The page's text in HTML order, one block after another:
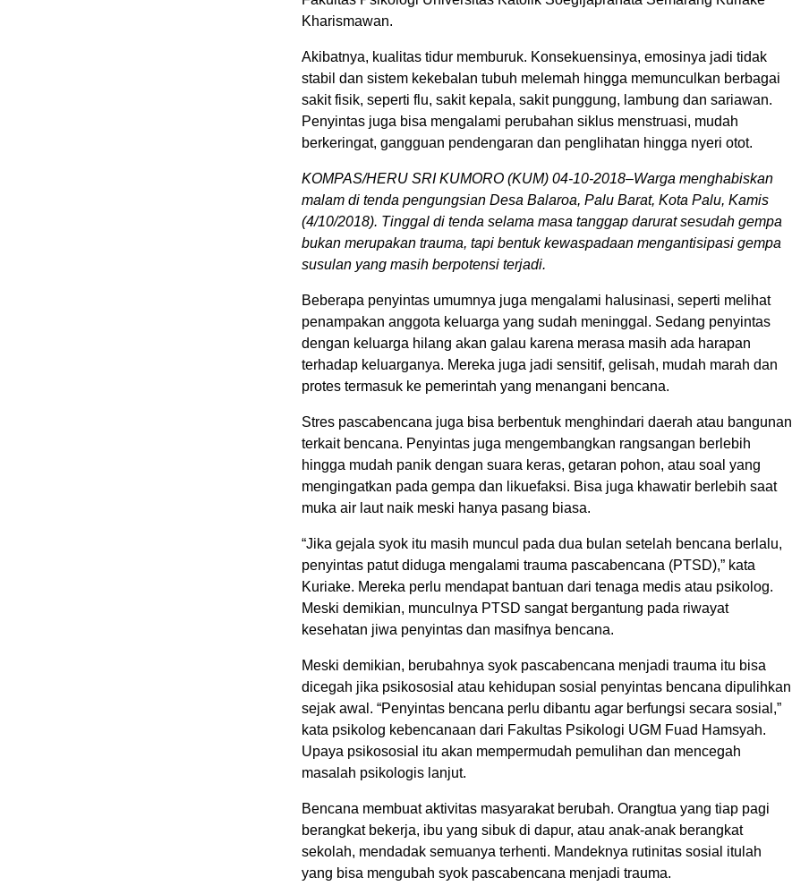
Kharismawan.
Akibatnya, kualitas tidur memburuk. Konsekuensinya, emosinya jadi tidak
stabil dan sistem kekebalan tubuh melemah hingga memunculkan berbagai
sakit fisik, seperti flu, sakit kepala, sakit punggung, lambung dan sariawan.
Penyintas juga bisa mengalami perubahan siklus menstruasi, mudah
berkeringat, gangguan pendengaran dan penglihatan hingga nyeri otot.
KOMPAS/HERU SRI KUMORO (KUM) 04-10-2018–Warga menghabiskan
malam di tenda pengungsian Desa Balaroa, Palu Barat, Kota Palu, Kamis
(4/10/2018). Tinggal di tenda selama masa tanggap darurat sesudah gempa
bukan merupakan trauma, tapi bentuk kewaspadaan mengantisipasi gempa
susulan yang masih berpotensi terjadi.
Beberapa penyintas umumnya juga mengalami halusinasi, seperti melihat
penampakan anggota keluarga yang sudah meninggal. Sedang penyintas
dengan keluarga hilang akan galau karena merasa masih ada harapan
terhadap keluarganya. Mereka juga jadi sensitif, gelisah, mudah marah dan
protes termasuk ke pemerintah yang menangani bencana.
Stres pascabencana juga bisa berbentuk menghindari daerah atau bangunan
terkait bencana. Penyintas juga mengembangkan rangsangan berlebih
hingga mudah panik dengan suara keras, getaran pohon, atau soal yang
mengingatkan pada gempa dan likuefaksi. Bisa juga khawatir berlebih saat
muka air laut naik meski hanya pasang biasa.
“Jika gejala syok itu masih muncul pada dua bulan setelah bencana berlalu,
penyintas patut diduga mengalami trauma pascabencana (PTSD),” kata
Kuriake. Mereka perlu mendapat bantuan dari tenaga medis atau psikolog.
Meski demikian, munculnya PTSD sangat bergantung pada riwayat
kesehatan jiwa penyintas dan masifnya bencana.
Meski demikian, berubahnya syok pascabencana menjadi trauma itu bisa
dicegah jika psikososial atau kehidupan sosial penyintas bencana dipulihkan
sejak awal. “Penyintas bencana perlu dibantu agar berfungsi secara sosial,”
kata psikolog kebencanaan dari Fakultas Psikologi UGM Fuad Hamsyah.
Upaya psikososial itu akan mempermudah pemulihan dan mencegah
masalah psikologis lanjut.
Bencana membuat aktivitas masyarakat berubah. Orangtua yang tiap pagi
berangkat bekerja, ibu yang sibuk di dapur, atau anak-anak berangkat
sekolah, mendadak semuanya terhenti. Mandeknya rutinitas sosial itulah
yang bisa mengubah syok pascabencana menjadi trauma.